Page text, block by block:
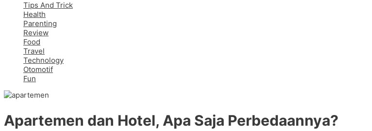
Tips And Trick
Health
Parenting
Review
Food
Travel
Technology
Otomotif
Fun
Apartemen dan Hotel, Apa Saja Perbedaannya?